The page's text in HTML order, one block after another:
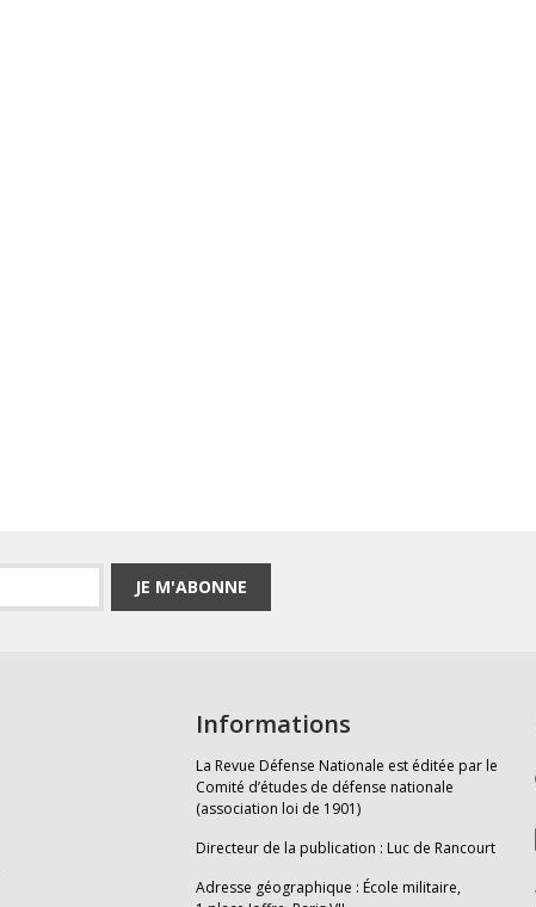
JE M'ABONNE
Informations
La Revue Défense Nationale est éditée par le
Comité d’études de défense nationale
(association loi de 1901)
Directeur de la publication : Luc de Rancourt
Adresse géographique : École militaire,